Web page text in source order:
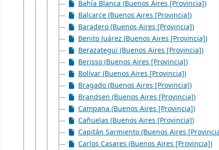
Bahía Blanca (Buenos Aires [Provincia])
Balcarce (Buenos Aires [Provincia])
Baradero (Buenos Aires [Provincia])
Benito Juárez (Buenos Aires [Provincia])
Berazategui (Buenos Aires [Provincia])
Berisso (Buenos Aires [Provincia])
Bolívar (Buenos Aires [Provincia])
Bragado (Buenos Aires [Provincia])
Brandsen (Buenos Aires [Provincia])
Campana (Buenos Aires [Provincia])
Cañuelas (Buenos Aires [Provincia])
Capitán Sarmiento (Buenos Aires
Carlos Casares (Buenos Aires [Provincia])